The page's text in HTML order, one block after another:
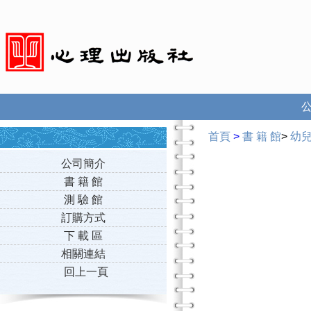
公司簡介
書 籍 館
測 驗 館
訂購方式
下 載 區
相關連結
回上一頁
首頁 > 書 籍 館> 幼